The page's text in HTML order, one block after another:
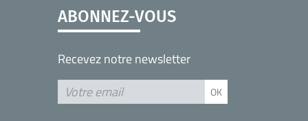
ABONNEZ-VOUS
Recevez notre newsletter